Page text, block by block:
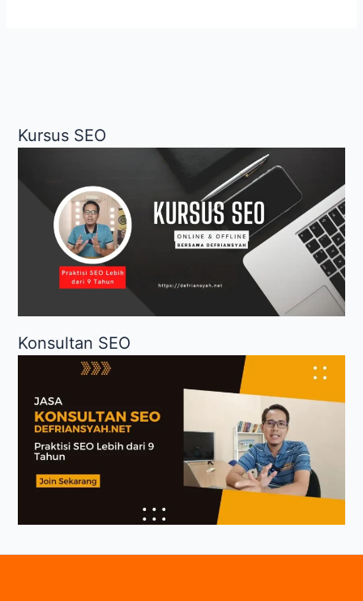
Kursus SEO
Konsultan SEO